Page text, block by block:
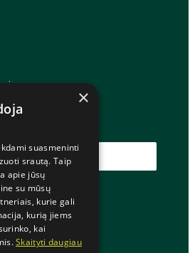
ĮVERTINTI
×
suasmeninti
srautą. Taip
apie jūsų
su mūsų
kurie gali
kurią jiems
kai
Skaityti daugiau